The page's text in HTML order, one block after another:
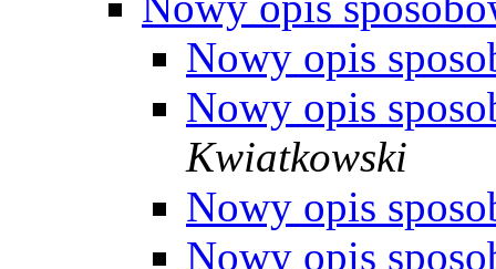
Nowy opis
Nowy opis
Kwiatkowski
Nowy opis
Nowy opis